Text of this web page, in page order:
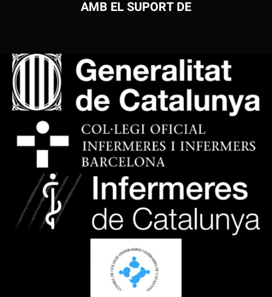
AMB EL SUPORT DE